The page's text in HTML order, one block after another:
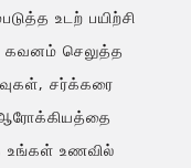
உடற் பயிற்சி
கவனம் செலுத்த
சர்க்கரை
ஆரோக்கியத்தை
உங்கள் உணவில்